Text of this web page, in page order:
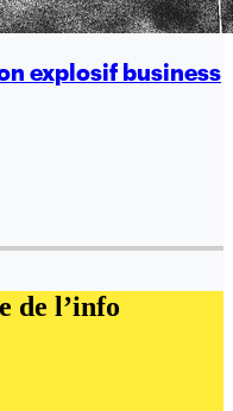
explosif business
de l’info